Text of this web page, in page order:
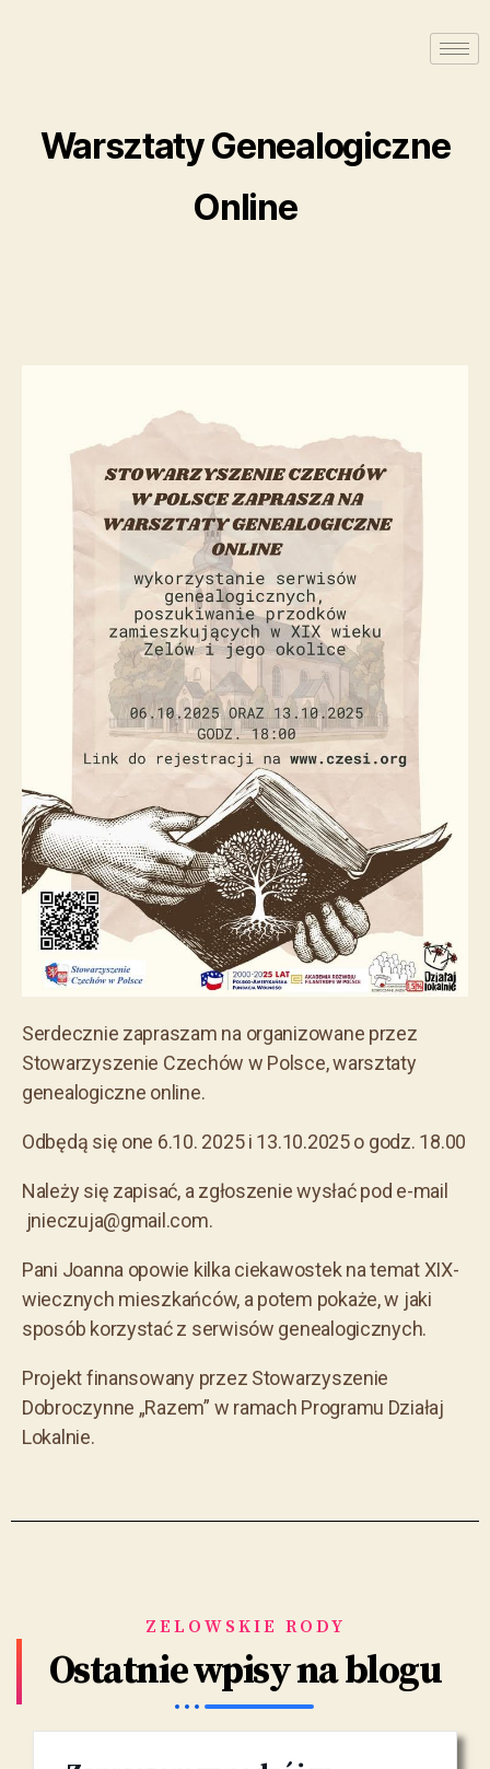
Warsztaty Genealogiczne
Online
Serdecznie zapraszam na organizowane przez
Stowarzyszenie Czechów w Polsce, warsztaty
genealogiczne online.
Odbędą się one 6.10. 2025 i 13.10.2025 o godz. 18.00
Należy się zapisać, a zgłoszenie wysłać pod e-mail
jnieczuja@gmail.com.
Pani Joanna opowie kilka ciekawostek na temat XIX-
wiecznych mieszkańców, a potem pokaże, w jaki
sposób korzystać z serwisów genealogicznych.
Projekt finansowany przez Stowarzyszenie
Dobroczynne „Razem” w ramach Programu Działaj
Lokalnie.
ZELOWSKIE RODY
Ostatnie wpisy na blogu
Gąsioprowscy Nieszkowscy